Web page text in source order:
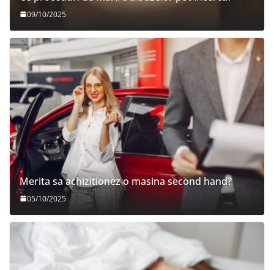
09/10/2025
Merita sa achizitionez o masina second hand?
05/10/2025